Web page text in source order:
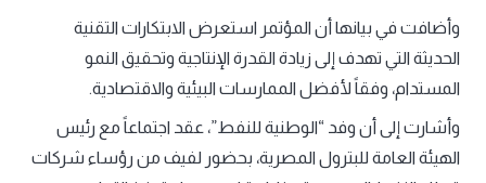
وأضافت في بيانها أن المؤتمر استعرض الابتكارات التقنية
الحديثة التي تهدف إلى زيادة القدرة الإنتاجية وتحقيق النمو
المستدام، وفقاً لأفضل الممارسات البيئية والاقتصادية.
وأشارت إلى أن وفد “الوطنية للنفط”، عقد اجتماعاً مع رئيس
الهيئة العامة للبترول المصرية، بحضور لفيف من رؤساء شركات